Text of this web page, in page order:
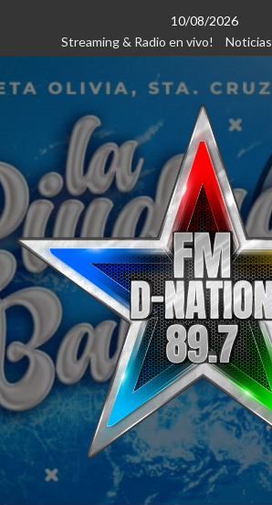
contenido
10/08/2026
Streaming & Radio en vivo!
Noticias